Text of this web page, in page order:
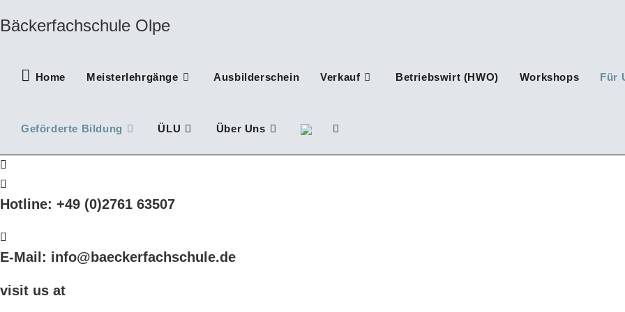
Inhalt
Bäckerfachschule Olpe
Home Meisterlehrgänge Ausbilderschein Verkauf Betriebswirt (HWO) Workshops Für
Geförderte Bildung ÜLU Über Uns Website-
Hotline: +49 (0)2761 63507
E-Mail: info@baeckerfachschule.de
visit us at